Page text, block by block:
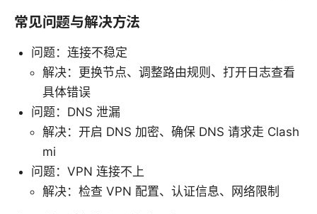
常见问题与解决方法
问题：连接不稳定
解决：更换节点、调整路由规则、打开日志查看
具体错误
问题：DNS 泄漏
解决：开启 DNS 加密、确保 DNS 请求走 Clash
mi
问题：VPN 连接不上
解决：检查 VPN 配置、认证信息、网络限制